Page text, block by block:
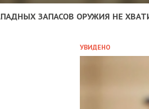
ЗАПАСОВ ОРУЖИЯ НЕ
УВИДЕНО